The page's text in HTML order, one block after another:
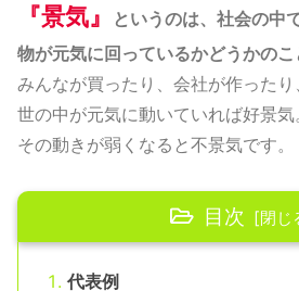
『景気』
というのは、社会の中
物が元気に回っているかどうかのこ
みんなが買ったり、会社が作ったり
世の中が元気に動いていれば好景気
その動きが弱くなると不景気です。
目次
代表例